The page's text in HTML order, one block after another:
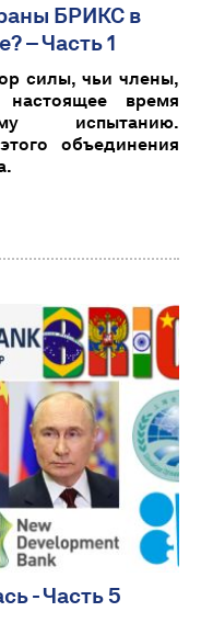
БРИКС в
– Часть 1
силы, чьи члены,
время
испытанию.
объединения
- Часть 5